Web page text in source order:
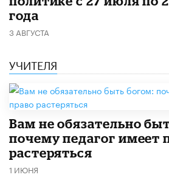
года
3 АВГУСТА
УЧИТЕЛЯ
​Вам не обязательно
почему педагог имеет
растеряться
1 ИЮНЯ